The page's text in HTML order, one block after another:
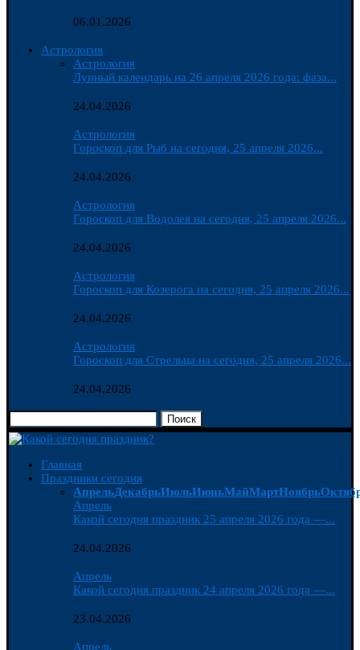
06.01.2026
Астрология
Астрология
Лунный календарь на 26 апреля 2026 года: фаза...
24.04.2026
Астрология
Гороскоп для Рыб на сегодня, 25 апреля 2026...
24.04.2026
Астрология
Гороскоп для Водолея на сегодня, 25 апреля 2026...
24.04.2026
Астрология
Гороскоп для Козерога на сегодня, 25 апреля 2026...
24.04.2026
Астрология
Гороскоп для Стрельца на сегодня, 25 апреля 2026...
24.04.2026
Поиск
Главная
Праздники сегодня
АпрельДекабрьИюльИюньМайМартНоябрь
Апрель
Какой сегодня праздник 25 апреля 2026 года —...
24.04.2026
Апрель
Какой сегодня праздник 24 апреля 2026 года —...
23.04.2026
Апрель